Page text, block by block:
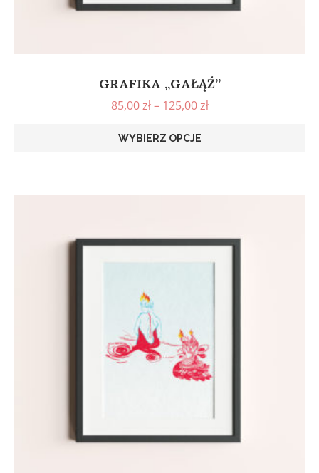
GRAFIKA „GAŁĄŹ”
85,00zł– 125,00zł
WYBIERZ OPCJE